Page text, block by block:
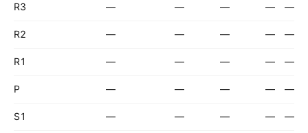
R3 — — — — —
R2 — — — — —
R1 — — — — —
P — — — — —
S1 — — — — —